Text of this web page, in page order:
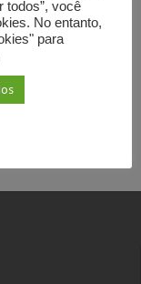

todos”, você
No entanto,
para